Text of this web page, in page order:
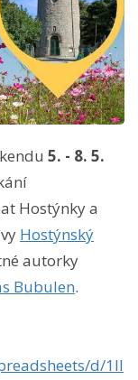
5. - 8. 5.
Hostýnky a
Hostýnský
autorky
Bubulen.
d/1ll